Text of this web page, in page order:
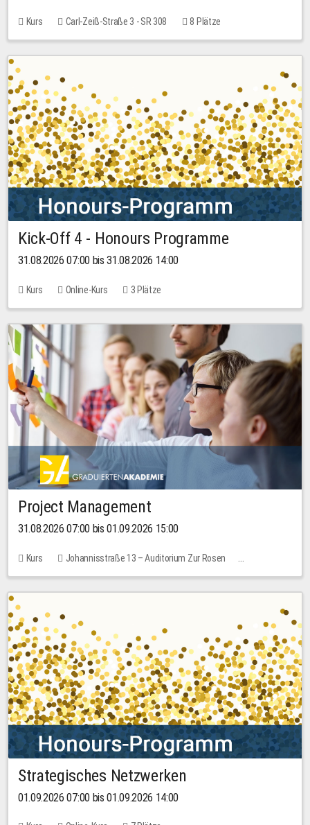
Kurs Carl-Zeiß-Straße 3 - SR 308 8 Plätze
Kick-Off 4 - Honours Programme
31.08.2026 07:00 bis 31.08.2026 14:00
Kurs Online-Kurs 3 Plätze
Project Management
31.08.2026 07:00 bis 01.09.2026 15:00
Kurs
Johannisstraße 13 – Auditorium Zur Rosen
Keine freien Plätze
30,00 EUR
Strategisches Netzwerken
01.09.2026 07:00 bis 01.09.2026 14:00